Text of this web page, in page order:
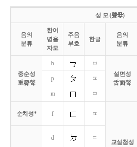
성 모 (聲母)
음의
분류
한어
병음
자모
주음
부호
한글
음의
분류
중순성
重脣聲
b
ㅂ
설면성
舌面聲
p ㅍ
m ㅁ
순치성* f ㅍ
교설첨성
d ㄷ